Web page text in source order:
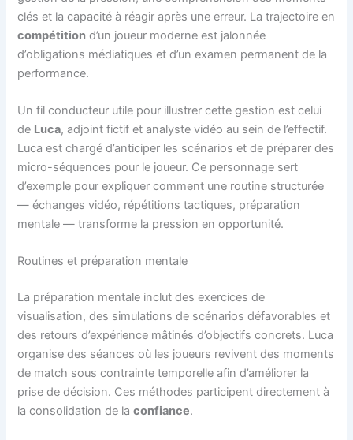
clés et la capacité à réagir après une erreur. La trajectoire en
compétition d’un joueur moderne est jalonnée
d’obligations médiatiques et d’un examen permanent de la
performance.
Un fil conducteur utile pour illustrer cette gestion est celui
de Luca, adjoint fictif et analyste vidéo au sein de l’effectif.
Luca est chargé d’anticiper les scénarios et de préparer des
micro-séquences pour le joueur. Ce personnage sert
d’exemple pour expliquer comment une routine structurée
— échanges vidéo, répétitions tactiques, préparation
mentale — transforme la pression en opportunité.
Routines et préparation mentale
La préparation mentale inclut des exercices de
visualisation, des simulations de scénarios défavorables et
des retours d’expérience mâtinés d’objectifs concrets. Luca
organise des séances où les joueurs revivent des moments
de match sous contrainte temporelle afin d’améliorer la
prise de décision. Ces méthodes participent directement à
la consolidation de laconfiance.